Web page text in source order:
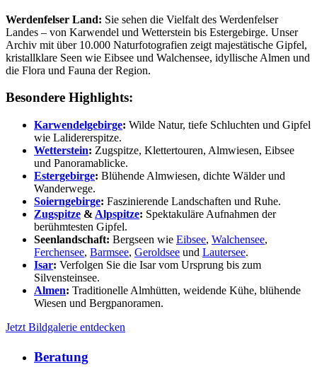
Werdenfelser Land: Sie sehen die Vielfalt des Werdenfelser
Landes – von Karwendel und Wetterstein bis Estergebirge. Unser
Archiv mit über 10.000 Naturfotografien zeigt majestätische Gipfel,
kristallklare Seen wie Eibsee und Walchensee, idyllische Almen und
die Flora und Fauna der Region.
Besondere Highlights:
Karwendelgebirge: Wilde Natur, tiefe Schluchten und Gipfel
wie Lalidererspitze.
Wetterstein: Zugspitze, Klettertouren, Almwiesen, Eibsee
und Panoramablicke.
Estergebirge: Blühende Almwiesen, dichte Wälder und
Wanderwege.
Soierngebirge: Faszinierende Landschaften und Ruhe.
Zugspitze & Alpspitze: Spektakuläre Aufnahmen der
berühmtesten Gipfel.
Seenlandschaft: Bergseen wie Eibsee, Walchensee,
Ferchensee, Barmsee, Geroldsee und Lautersee.
Isar: Verfolgen Sie die Isar vom Ursprung bis zum
Silvensteinsee.
Almen: Traditionelle Almhütten, weidende Kühe, blühende
Wiesen und Bergpanoramen.
Jetzt Bildgalerie entdecken
Beratung